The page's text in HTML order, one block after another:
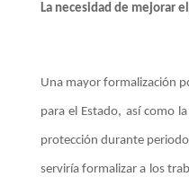
La necesidad de mejorar
Una mayor formalización
para el Estado, así como
protección durante
serviría formalizar a los